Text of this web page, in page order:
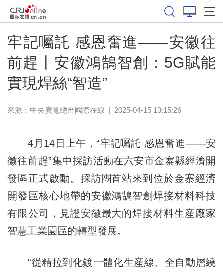
牢記囑託 感恩奮進——安徽往
前趕丨安徽鴻鵠智創：5G賦能
實現焊絲“智造”
來源：中央廣電總台國際在線 | 2025-04-15 13:15:26
4月14日上午，“牢記囑託 感恩奮進——安
徽往前趕”集中採訪活動在六安市金寨縣經濟開
發區正式啟動。採訪團首站來到位於金寨經濟
開發區核心地帶的安徽鴻鵠智創焊接材料科技
有限公司，見證安徽最大的焊接材料生産廠家
智慧工業園區的轉型發展。
“從精拉到化鍍一體化生産線、全自動層繞